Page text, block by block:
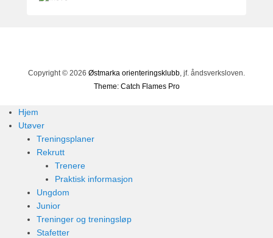
m
Copyright © 2026 Østmarka orienteringsklubb , jf. åndsverksloven.
Theme: Catch Flames Pro
Hjem
Utøver
Treningsplaner
Rekrutt
Trenere
Praktisk informasjon
Ungdom
Junior
Treninger og treningsløp
Stafetter